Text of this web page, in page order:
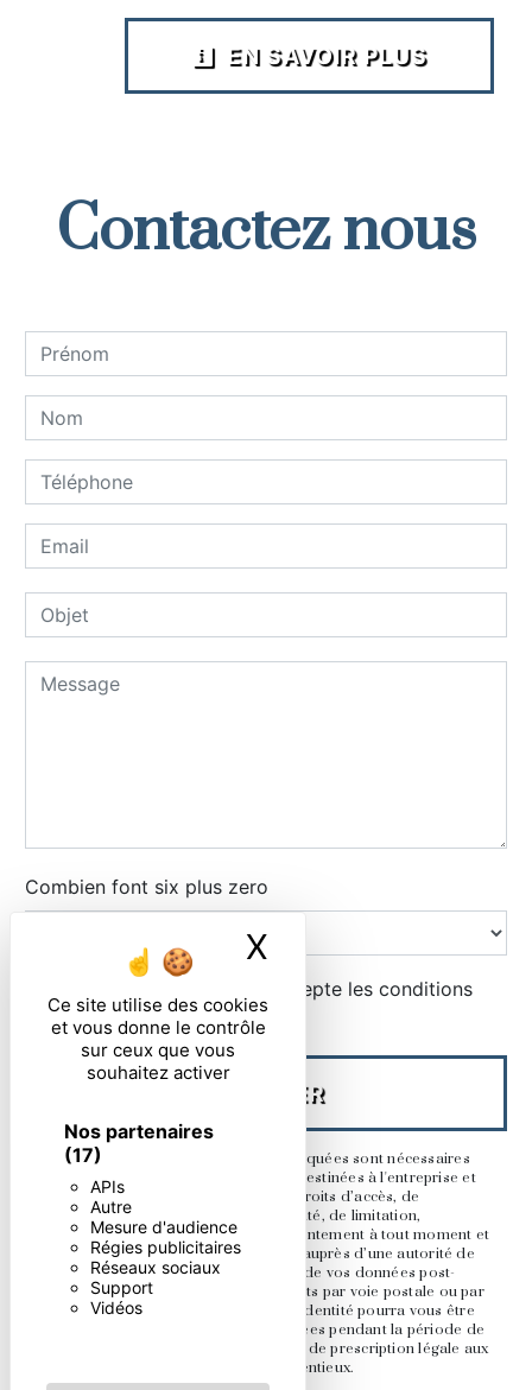
Ce site utilise des cookies
et vous donne le contrôle
sur ceux que vous
souhaitez activer
Nos partenaires
(17)
APIs
Autre
Mesure d'audience
Régies publicitaires
Réseaux sociaux
Support
Vidéos
X Masquer le
EN SAVOIR PLUS
Contactez nous
Combien font six plus zero
En cochant cette case, j'accepte les conditions
particulières ci-dessous **
ENVOYER
** Les données personnelles communiquées sont nécessaires
aux fins de vous contacter. Elles sont destinées à l'entreprise et
ses sous-traitants. Vous disposez de droits d’accès, de
rectification, d’effacement, de portabilité, de limitation,
d’opposition, de retrait de votre consentement à tout moment et
du droit d’introduire une réclamation auprès d’une autorité de
contrôle, ainsi que d’organiser le sort de vos données post-
mortem. Vous pouvez exercer ces droits par voie postale ou par
courrier électronique. Un justificatif d'identité pourra vous être
demandé. Nous conservons vos données pendant la période de
prise de contact puis pendant la durée de prescription légale aux
fins probatoire et de gestion des contentieux.